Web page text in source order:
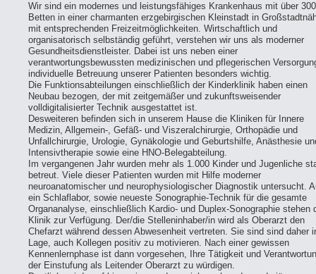
Wir sind ein modernes und leistungsfähiges Krankenhaus mit über 300
Betten in einer charmanten erzgebirgischen Kleinstadt in
mit entsprechenden Freizeitmöglichkeiten. Wirtschaftlich und
organisatorisch selbständig geführt, verstehen wir uns als moderner
Gesundheitsdienstleister. Dabei ist uns neben einer
verantwortungsbewussten medizinischen und pflegerischen
individuelle Betreuung unserer Patienten besonders wichtig.
Die Funktionsabteilungen einschließlich der Kinderklinik haben einen
Neubau bezogen, der mit zeitgemäßer und zukunftsweisender
volldigitalisierter Technik ausgestattet ist.
Desweiteren befinden sich in unserem Hause die Kliniken für Innere
Medizin, Allgemein-, Gefäß- und Viszeralchirurgie, Orthopädie und
Unfallchirurgie, Urologie, Gynäkologie und Geburtshilfe, Anästhesie
Intensivtherapie sowie eine HNO-Belegabteilung.
Im vergangenen Jahr wurden mehr als 1.000 Kinder und Jugenliche
betreut. Viele dieser Patienten wurden mit Hilfe moderner
neuroanatomischer und neurophysiologischer Diagnostik untersucht.
ein Schlaflabor, sowie neueste Sonographie-Technik für die gesamte
Organanalyse, einschließlich Kardio- und Duplex-Sonographie stehen
Klinik zur Verfügung. Der/die Stelleninhaber/in wird als Oberarzt den
Chefarzt während dessen Abwesenheit vertreten. Sie sind sind daher
Lage, auch Kollegen positiv zu motivieren. Nach einer gewissen
Kennenlernphase ist dann vorgesehen, Ihre Tätigkeit und
der Einstufung als Leitender Oberarzt zu würdigen.